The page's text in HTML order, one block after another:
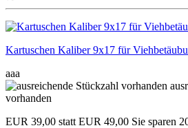
Kartuschen Kaliber 9x17 für
aaa
vorhanden
EUR 39,00 statt EUR 49,00 Sie sparen